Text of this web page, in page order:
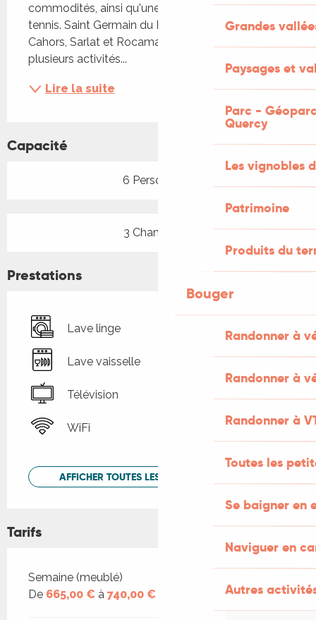
Grandes
Paysages et
Parc -
Quercy
Les vignobles
Patrimoine
Produits du
Bouger
Randonner à
Randonner à
Randonner à
Toutes les
Se baigner en
Naviguer en
Autres
commodités, ainsi qu'une piscine et un terrain de
tennis. Saint Germain du Bel Air est situé entre
Cahors, Sarlat et Rocamadour. Proche de
plusieurs activités...
Lire la suite
Capacité
6 Personne(s)
3 Chambre(s)
Prestations
Lave linge
Lave vaisselle
Télévision
WiFi
AFFICHER TOUTES LES PRESTATIONS
Tarifs
Tarifs 2026
Semaine (meublé)
De 665,00 € à 740,00 €